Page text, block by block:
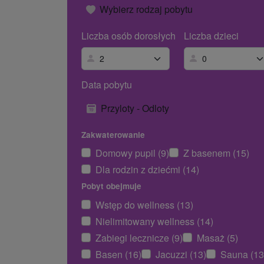
Wybierz rodzaj pobytu
Liczba osób dorosłych
Liczba dzieci
Data pobytu
Przyloty - Odloty
Zakwaterowanie
Domowy pupil (9)
Z basenem (15)
Dla rodzin z dziećmi (14)
Pobyt obejmuje
Wstęp do wellness (13)
Nielimitowany wellness (14)
Zabiegi lecznicze (9)
Masaż (5)
Basen (16)
Jacuzzi (13)
Sauna